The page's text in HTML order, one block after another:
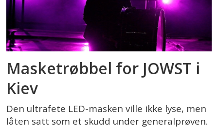
Masketrøbbel for JOWST i
Kiev
Den ultrafete LED-masken ville ikke lyse, men
låten satt som et skudd under generalprøven.